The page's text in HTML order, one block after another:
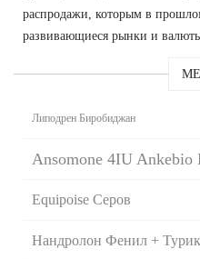
распродажи, которым в
развивающиеся рынки и
Липодрен Биробиджан
Ansomone 4IU Ankebio
Equipoise Серов
Нандролон Фенил + Турик